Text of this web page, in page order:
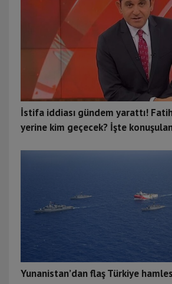
İstifa iddiası gündem yarattı!
yerine kim geçecek? İşte
Yunanistan’dan flaş Türkiye